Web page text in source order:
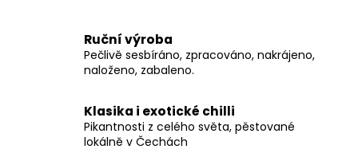
í
p
v
k
y
Ruční výroba
Pečlivě sesbíráno, zpracováno, nakrájeno,
naloženo, zabaleno.
Klasika i exotické chilli
Pikantnosti z celého světa, pěstované
lokálně v Čechách